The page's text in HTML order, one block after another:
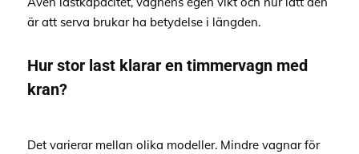
är att serva brukar ha betydelse i längden.
Hur stor last klarar en timmervagn med
kran?
Det varierar mellan olika modeller. Mindre vagnar för